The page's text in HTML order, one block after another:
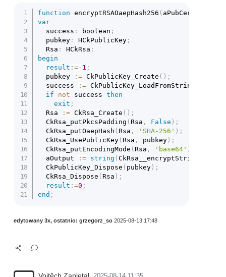
function encryptRSAOaepHash256 ( aPubCert
var
  success
: boolean ;
  pubkey
: HCkPublicKey;
  Rsa
: HCkRsa ;
begin
result :=- 1 ;
  pubkey
:= CkPublicKey_Create ( ) ;
  success
:= CkPublicKey_LoadFromString
if
not success then
exit ;
  Rsa
:= CkRsa_Create ( ) ;
  CkRsa_putPkcsPadding
( Rsa , False ) ;
  CkRsa_putOaepHash
( Rsa , 'SHA-256' ) ;
  CkRsa_UsePublicKey
( Rsa , pubkey) ;
  CkRsa_putEncodingMode
( Rsa , 'base64' )
  aOutput
:= string ( CkRsa__encryptStringENC
  CkPublicKey_Dispose
( pubkey) ;
  CkRsa_Dispose
( Rsa ) ;
result :=0 ;
end ;
edytowany 3x, ostatnio: grzegorz_so 2025-08-13 17:48
Vojtěch Zapletal